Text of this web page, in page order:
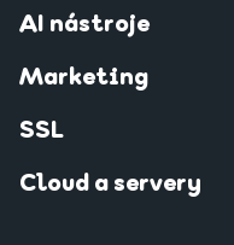
AI nástroje
Marketing
SSL
Cloud a servery